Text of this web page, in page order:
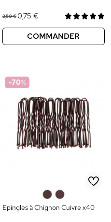
2,50 €0,75 €
COMMANDER
-70%
Epingles à Chignon Cuivre x40